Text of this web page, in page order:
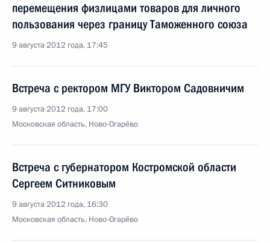
перемещения физлицами товаров для личного
пользования через границу Таможенного союза
9 августа 2012 года, 17:45
Встреча с ректором МГУ Виктором Садовничим
9 августа 2012 года, 17:00
Московская область, Ново-Огарёво
Встреча с губернатором Костромской области
Сергеем Ситниковым
9 августа 2012 года, 16:30
Московская область, Ново-Огарёво